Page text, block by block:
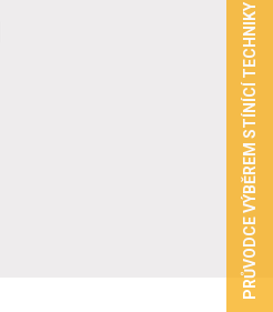
PRŮVODCE VÝBĚREM STÍNÍCÍ TECHNIKY